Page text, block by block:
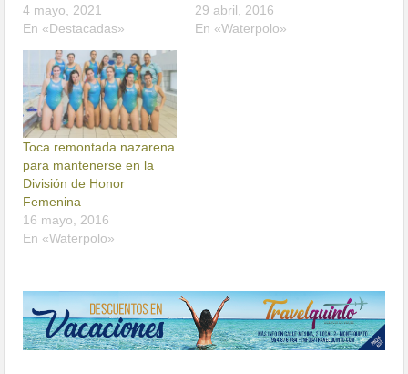
4 mayo, 2021
En «Destacadas»
29 abril, 2016
En «Waterpolo»
Toca remontada nazarena
para mantenerse en la
División de Honor
Femenina
16 mayo, 2016
En «Waterpolo»